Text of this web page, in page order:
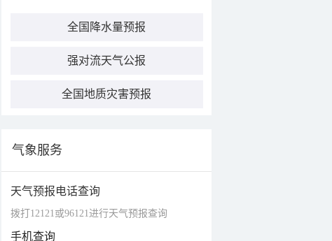
全国降水量预报
强对流天气公报
全国地质灾害预报
气象服务
天气预报电话查询
拨打12121或96121进行天气预报查询
手机查询